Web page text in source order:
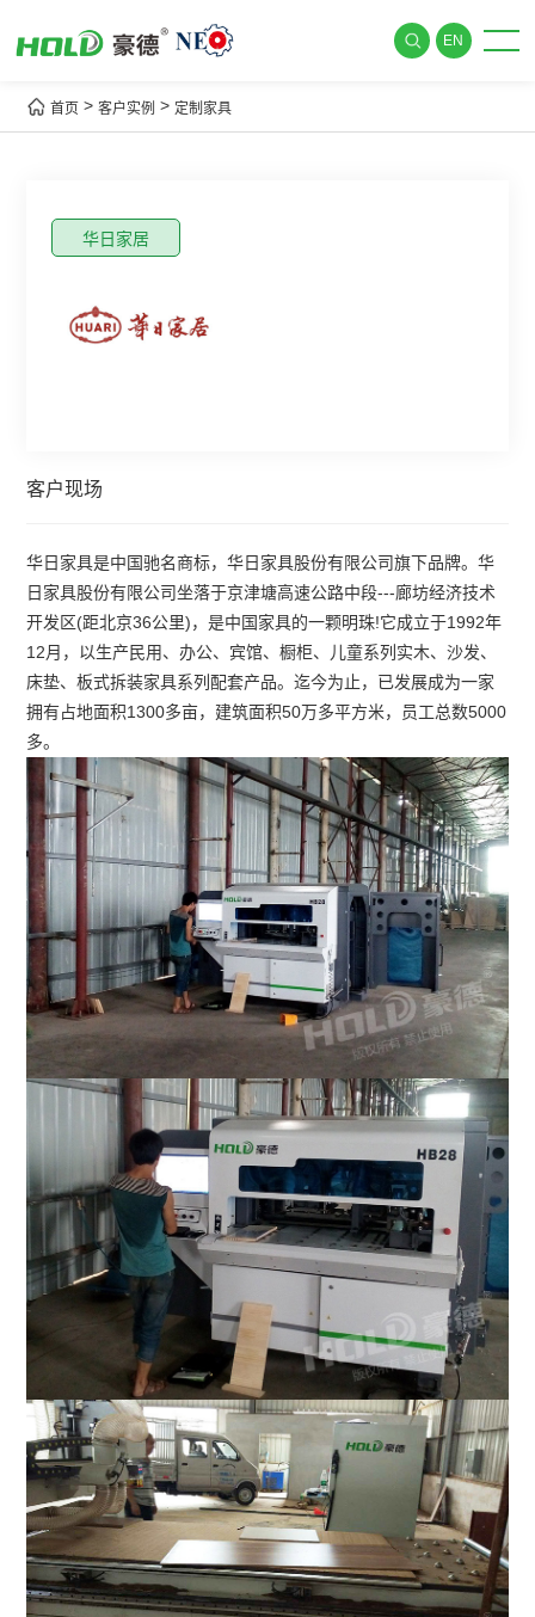
EN
首页 >客户实例 > 定制家具
客户现场
华日家具是中国驰名商标，华日家具股份有限公司旗下品牌。华
日家具股份有限公司坐落于京津塘高速公路中段---廊坊经济技术
开发区(距北京36公里)，是中国家具的一颗明珠!它成立于1992年
12月，以生产民用、办公、宾馆、橱柜、儿童系列实木、沙发、
床垫、板式拆装家具系列配套产品。迄今为止，已发展成为一家
拥有占地面积1300多亩，建筑面积50万多平方米，员工总数5000
多。
华日家居